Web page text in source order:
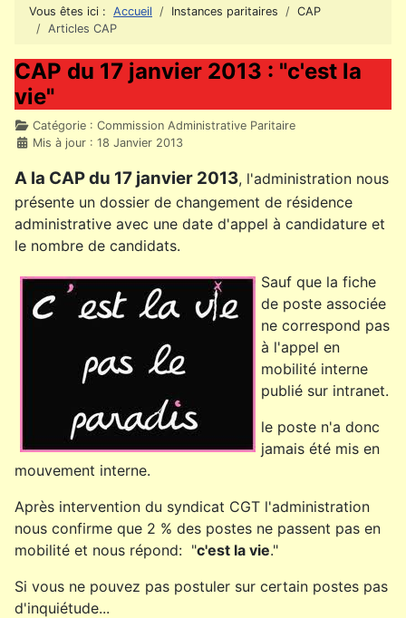
Vous êtes ici : Accueil Instances paritaires
CAP
Articles CAP
CAP du 17 janvier 2013 : "c'est la
vie"
DétailsCatégorie : Commission Administrative Paritaire
Mis à jour : 18 Janvier 2013
A la CAP du 17 janvier 2013, l'administration nous
présente un dossier de changement de résidence
administrative avec une date d'appel à candidature et
le nombre de candidats.
Sauf que la fiche
de poste associée
ne correspond pas
à l'appel en
mobilité interne
publié sur intranet.
le poste n'a donc
jamais été mis en
mouvement interne.
Après intervention du syndicat CGT l'administration
nous confirme que 2 % des postes ne passent pas en
mobilité et nous répond: "c'est la vie."
Si vous ne pouvez pas postuler sur certain postes pas
d'inquiétude...